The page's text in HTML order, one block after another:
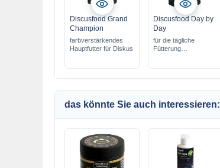
Discusfood Grand
Champion
farbverstärkendes
Hauptfutter für Diskus
Discusfood Day by
Day
für die tägliche
Fütterung
das könnte Sie auch interessieren: